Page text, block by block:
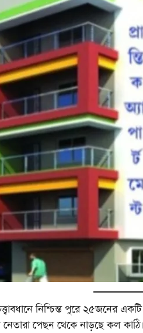
নিশ্চিন্ত পুরে ২৫জনের
পেছন থেকে নাড়ছে কল